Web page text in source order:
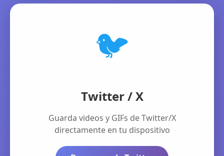
🐦
Twitter / X
Guarda videos y GIFs de Twitter/X
directamente en tu dispositivo